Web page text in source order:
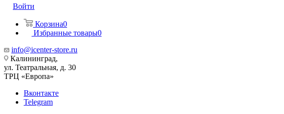
Войти
Корзина0
Избранные товары0
info@icenter-store.ru
Калининград,
ул. Театральная, д. 30
ТРЦ «Европа»
Вконтакте
Telegram